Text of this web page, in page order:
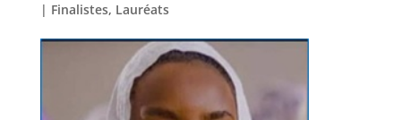
| Finalistes, Lauréats